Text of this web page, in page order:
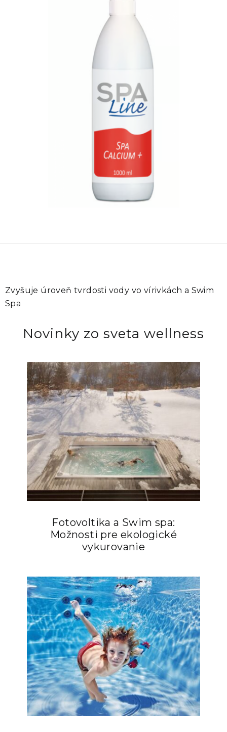
Zvyšuje úroveň tvrdosti vody vo vírivkách a Swim
Spa
Novinky zo sveta wellness
Fotovoltika a Swim spa:
Možnosti pre ekologické
vykurovanie